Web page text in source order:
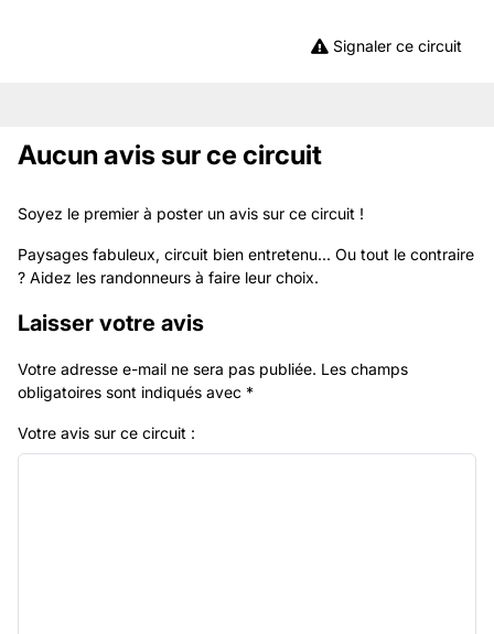
Signaler ce circuit
Aucun avis sur ce circuit
Soyez le premier à poster un avis sur ce circuit !
Paysages fabuleux, circuit bien entretenu... Ou tout le contraire
? Aidez les randonneurs à faire leur choix.
Laisser votre avis
Votre adresse e-mail ne sera pas publiée. Les champs
obligatoires sont indiqués avec *
Votre avis sur ce circuit :